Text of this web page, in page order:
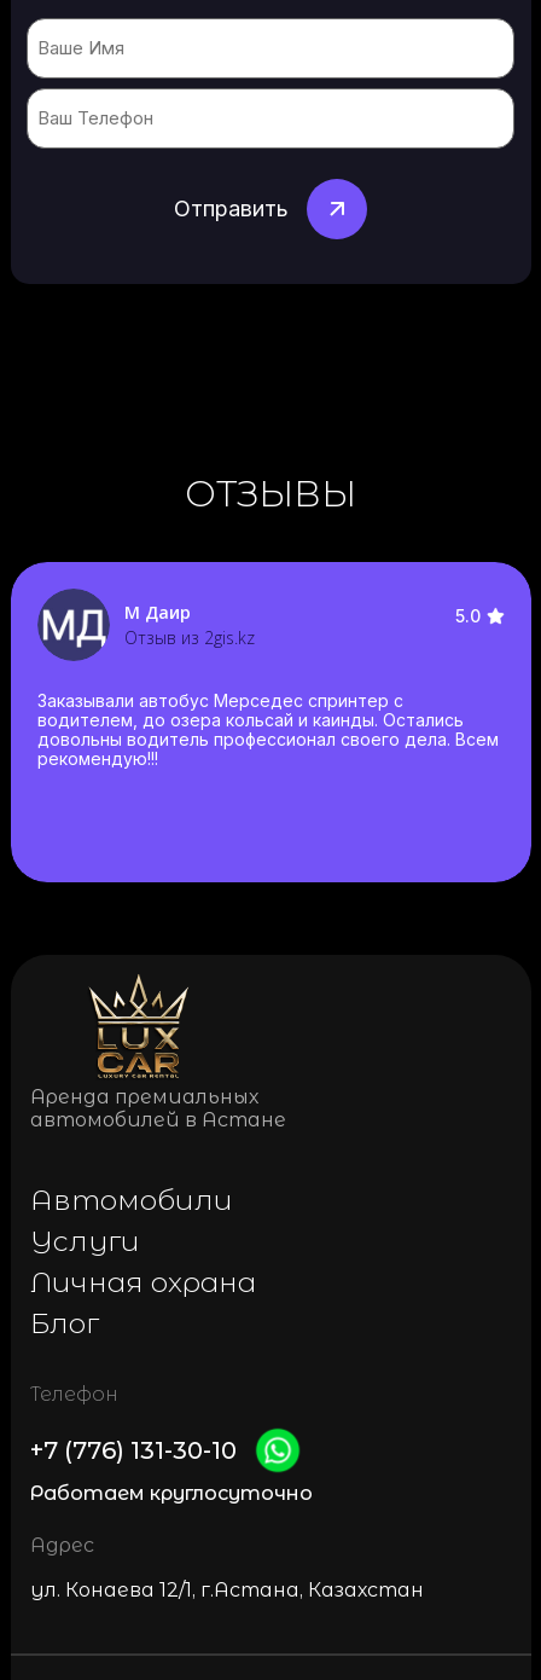
Name
Phone
(Обязательно)
ОТЗЫВЫ
М Даир
Отзыв из 2gis.kz
5.0
Заказывали автобус Мерседес спринтер с
водителем, до озера кольсай и каинды. Остались
довольны водитель профессионал своего дела. Всем
рекомендую!!!
Аренда премиальных
автомобилей в Астане
Автомобили
Услуги
Личная охрана
Блог
Телефон
+7 (776) 131-30-10
Работаем круглосуточно
Адрес
ул. Конаева 12/1, г.Астана, Казахстан